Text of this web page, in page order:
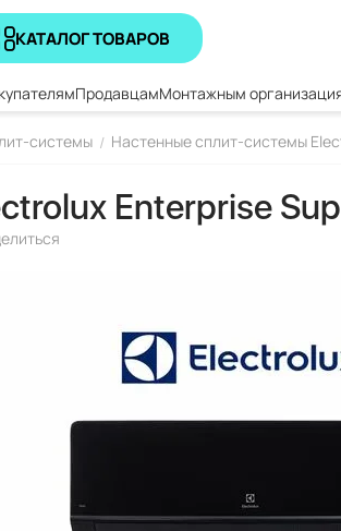
КАТАЛОГ ТОВАРОВ
ПродавцамМонтажным
системы / Настенные сплит-системы
Enterprise